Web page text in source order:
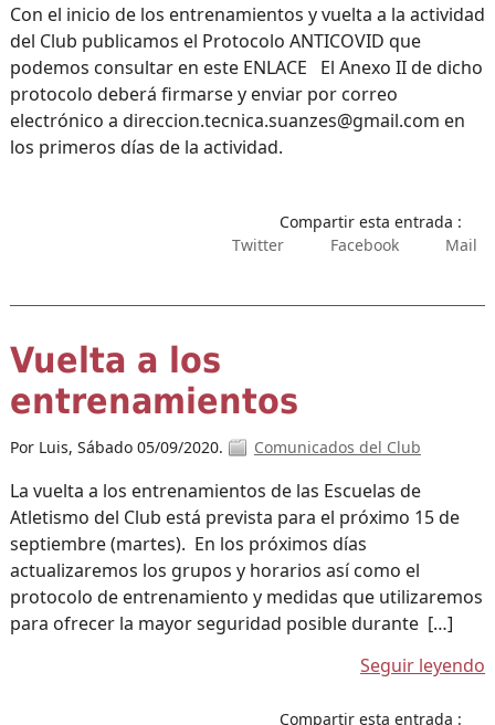
Con el inicio de los entrenamientos y vuelta a la actividad
del Club publicamos el Protocolo ANTICOVID que
podemos consultar en este ENLACE El Anexo II de dicho
protocolo deberá firmarse y enviar por correo
electrónico a direccion.tecnica.suanzes@gmail.com en
los primeros días de la actividad.
Compartir esta entrada :
Twitter
Facebook Mail
Vuelta a los
entrenamientos
Por Luis, Sábado 05/09/2020. Comunicados del Club
La vuelta a los entrenamientos de las Escuelas de
Atletismo del Club está prevista para el próximo 15 de
septiembre (martes). En los próximos días
actualizaremos los grupos y horarios así como el
protocolo de entrenamiento y medidas que utilizaremos
para ofrecer la mayor seguridad posible durante […]
Seguir leyendo
Compartir esta entrada :